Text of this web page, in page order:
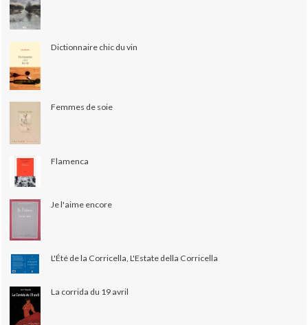
Dictionnaire chic du vin
Femmes de soie
Flamenca
Je l'aime encore
L'Été de la Corricella, L'Estate della Corricella
La corrida du 19 avril